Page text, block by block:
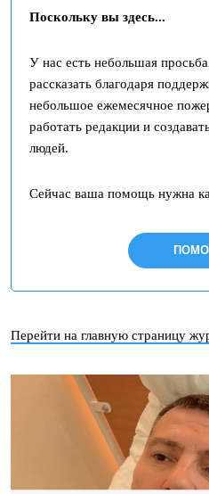
Поскольку вы здесь...
У нас есть небольшая
рассказать благодаря
небольшое ежемесячное
работать редакции и
людей.
Сейчас ваша помощь нужна
Перейти на главную страницу